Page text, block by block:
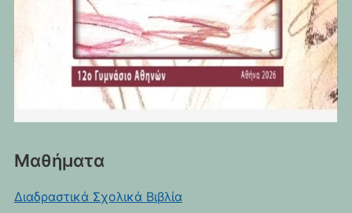
Μαθήματα
Διαδραστικά Σχολικά Βιβλία